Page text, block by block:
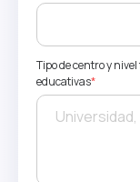
Tipo de centro y
educativas*